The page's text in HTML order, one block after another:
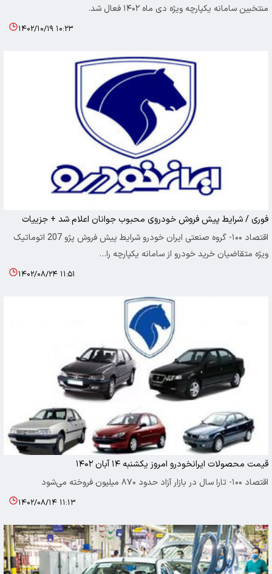
منتخبین سامانه یکپارچه ویژه دی ماه ۱۴۰۲ فعال شد.
۱۴۰۲/۱۰/۱۹ ۱۰:۲۳
فوری / شرایط پیش فروش خودروی محبوب جوانان اعلام شد + جزییات
اقتصاد ۱۰۰- گروه صنعتی ایران خودرو شرایط پیش‌ فروش پژو 207 اتوماتیک
ویژه متقاضیان خرید خودرو از سامانه یکپارچه را…
۱۴۰۲/۰۸/۲۴ ۱۱:۵۱
قیمت محصولات ایرانخودرو امروز یکشنبه ۱۴ آبان ۱۴۰۲
اقتصاد ۱۰۰- تارا سال در بازار آزاد حدود ۸۷۰ میلیون فروخته می‌شود
۱۴۰۲/۰۸/۱۴ ۱۱:۱۳